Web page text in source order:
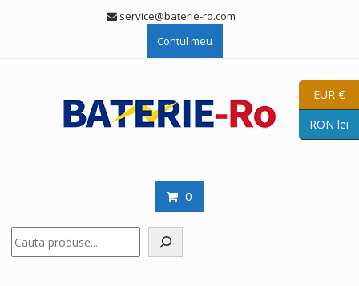
service@baterie-ro.com
Contul meu
0
EUR €
RON lei